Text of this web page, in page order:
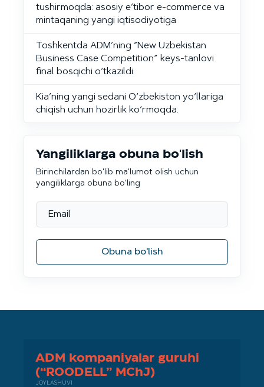
tushirmoqda: asosiy e’tibor e-commerce va
mintaqaning yangi iqtisodiyotiga
Toshkentda ADM’ning “New Uzbekistan
Business Case Competition” keys-tanlovi
final bosqichi o‘tkazildi
Kia’ning yangi sedani O‘zbekiston yo‘llariga
chiqish uchun hozirlik ko‘rmoqda.
Yangiliklarga obuna bo'lish
Birinchilardan bo'lib ma'lumot olish uchun
yangiliklarga obuna bo'ling
Obuna bo'lish
ADM kompaniyalar guruhi
(“ROODELL” MChJ)
JOYLASHUVI